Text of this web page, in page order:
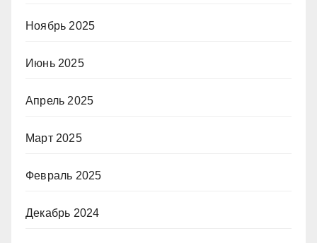
Ноябрь 2025
Июнь 2025
Апрель 2025
Март 2025
Февраль 2025
Декабрь 2024